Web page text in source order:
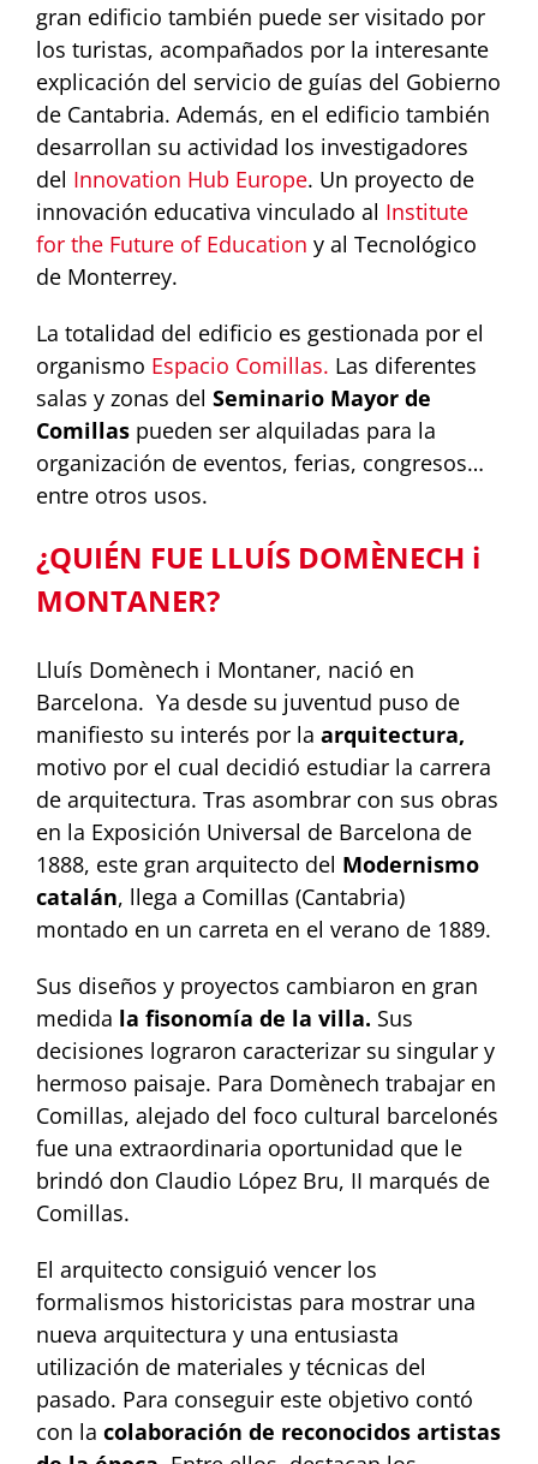
gran edificio también puede ser visitado por
los turistas, acompañados por la interesante
explicación del servicio de guías del Gobierno
de Cantabria. Además, en el edificio también
desarrollan su actividad los investigadores
del Innovation Hub Europe. Un proyecto de
innovación educativa vinculado al Institute
for the Future of Education y al Tecnológico
de Monterrey.
La totalidad del edificio es gestionada por el
organismo Espacio Comillas. Las diferentes
salas y zonas del Seminario Mayor de
Comillas pueden ser alquiladas para la
organización de eventos, ferias, congresos…
entre otros usos.
¿QUIÉN FUE LLUÍS DOMÈNECH i
MONTANER?
Lluís Domènech i Montaner, nació en
Barcelona. Ya desde su juventud puso de
manifiesto su interés por la arquitectura,
motivo por el cual decidió estudiar la carrera
de arquitectura. Tras asombrar con sus obras
en la Exposición Universal de Barcelona de
1888, este gran arquitecto del Modernismo
catalán, llega a Comillas (Cantabria)
montado en un carreta en el verano de 1889.
Sus diseños y proyectos cambiaron en gran
medida la fisonomía de la villa. Sus
decisiones lograron caracterizar su singular y
hermoso paisaje. Para Domènech trabajar en
Comillas, alejado del foco cultural barcelonés
fue una extraordinaria oportunidad que le
brindó don Claudio López Bru, II marqués de
Comillas.
El arquitecto consiguió vencer los
formalismos historicistas para mostrar una
nueva arquitectura y una entusiasta
utilización de materiales y técnicas del
pasado. Para conseguir este objetivo contó
con la colaboración de reconocidos artistas